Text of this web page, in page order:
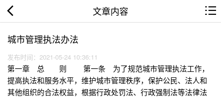
文章内容
城市管理执法办法
发布时间：2021-05-24 10:36:11
第一章 总 则 第一条 为了规范城市管理执法工作，
提高执法和服务水平，维护城市管理秩序，保护公民、法人和
其他组织的合法权益，根据行政处罚法、行政强制法等法律法